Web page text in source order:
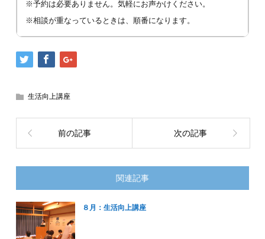
※予約は必要ありません。気軽にお声かけください。
※相談が重なっているときは、順番になります。
生活向上講座
前の記事 次の記事
関連記事
８月：生活向上講座